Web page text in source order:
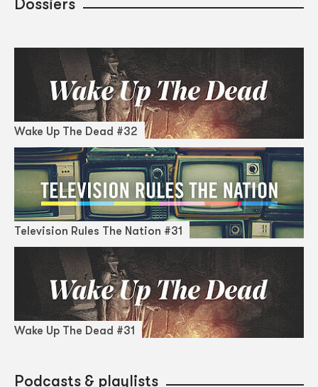
Dossiers
Wake Up The Dead #32
Television Rules The Nation #31
Wake Up The Dead #31
Podcasts & playlists